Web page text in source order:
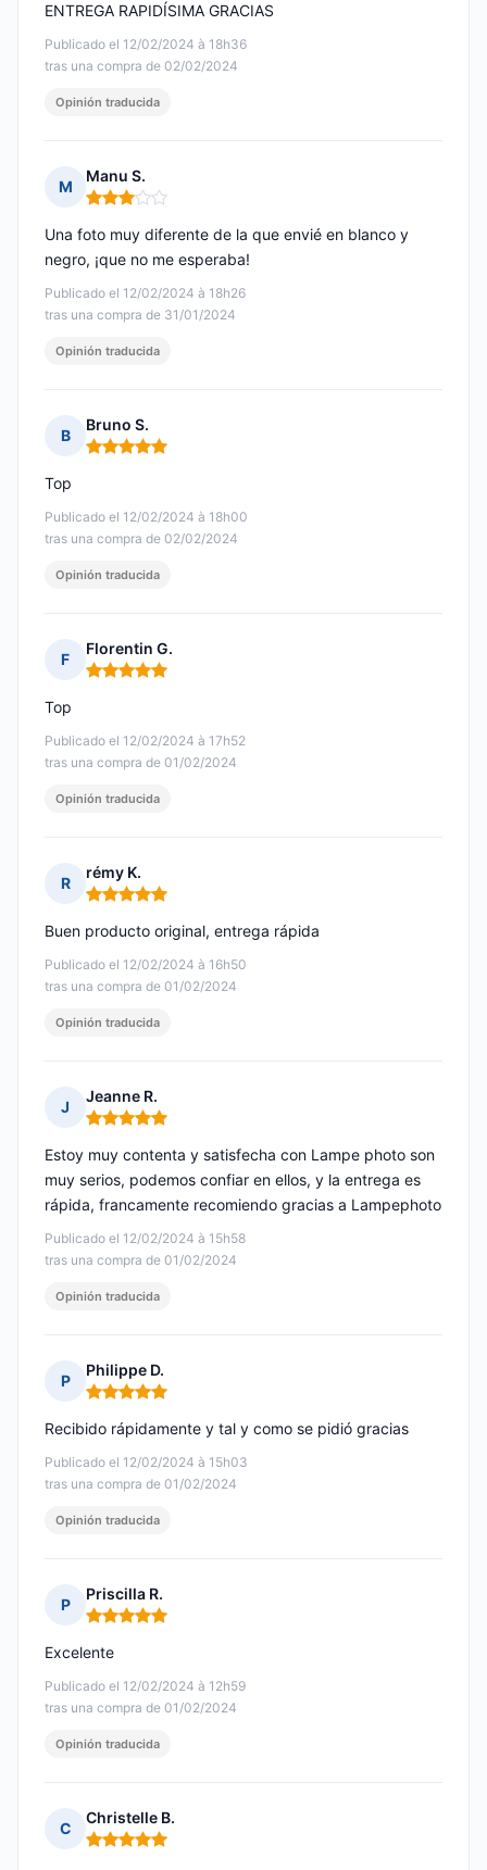
Publicado el 12/02/2024 à 18h36
tras una compra de 02/02/2024
ENTREGA RAPIDÍSIMA GRACIAS
Opinión traducida
M
Manu S.
Nota: 3 de 5
Publicado el 12/02/2024 à 18h26
tras una compra de 31/01/2024
Una foto muy diferente de la que envié en blanco y
negro, ¡que no me esperaba!
Opinión traducida
B
Bruno S.
Nota: 5 de 5
Publicado el 12/02/2024 à 18h00
tras una compra de 02/02/2024
Top
Opinión traducida
F
Florentin G.
Nota: 5 de 5
Publicado el 12/02/2024 à 17h52
tras una compra de 01/02/2024
Top
Opinión traducida
R
rémy K.
Nota: 5 de 5
Publicado el 12/02/2024 à 16h50
tras una compra de 01/02/2024
Buen producto original, entrega rápida
Opinión traducida
J
Jeanne R.
Nota: 5 de 5
Publicado el 12/02/2024 à 15h58
tras una compra de 01/02/2024
Estoy muy contenta y satisfecha con Lampe photo son
muy serios, podemos confiar en ellos, y la entrega es
rápida, francamente recomiendo gracias a Lampephoto
Opinión traducida
P
Philippe D.
Nota: 5 de 5
Publicado el 12/02/2024 à 15h03
tras una compra de 01/02/2024
Recibido rápidamente y tal y como se pidió gracias
Opinión traducida
P
Priscilla R.
Nota: 5 de 5
Publicado el 12/02/2024 à 12h59
tras una compra de 01/02/2024
Excelente
Opinión traducida
C
Christelle B.
Nota: 5 de 5